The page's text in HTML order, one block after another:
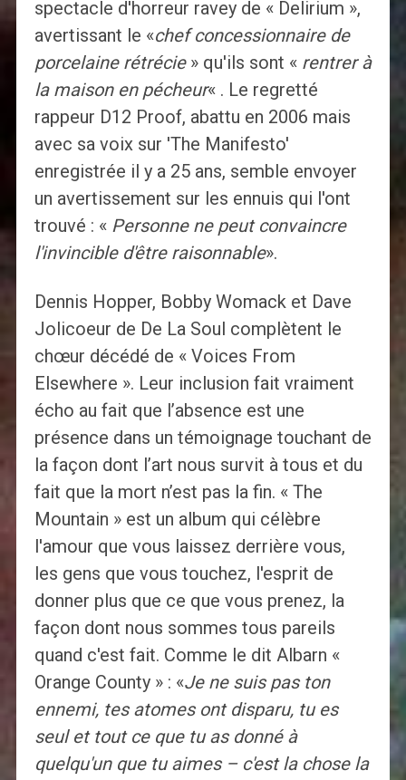
spectacle d'horreur ravey de « Delirium »,
avertissant le «chef concessionnaire de
porcelaine rétrécie» qu'ils sont « rentrer à
la maison en pécheur« . Le regretté
rappeur D12 Proof, abattu en 2006 mais
avec sa voix sur 'The Manifesto'
enregistrée il y a 25 ans, semble envoyer
un avertissement sur les ennuis qui l'ont
trouvé : « Personne ne peut convaincre
l'invincible d'être raisonnable».
Dennis Hopper, Bobby Womack et Dave
Jolicoeur de De La Soul complètent le
chœur décédé de « Voices From
Elsewhere ». Leur inclusion fait vraiment
écho au fait que l’absence est une
présence dans un témoignage touchant de
la façon dont l’art nous survit à tous et du
fait que la mort n’est pas la fin. « The
Mountain » est un album qui célèbre
l'amour que vous laissez derrière vous,
les gens que vous touchez, l'esprit de
donner plus que ce que vous prenez, la
façon dont nous sommes tous pareils
quand c'est fait. Comme le dit Albarn «
Orange County » : «Je ne suis pas ton
ennemi, tes atomes ont disparu, tu es
seul et tout ce que tu as donné à
quelqu'un que tu aimes – c'est la chose la